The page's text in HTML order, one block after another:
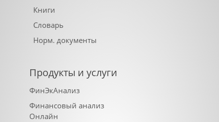
Книги
Словарь
Норм. документы
Продукты и услуги
ФинЭкАнализ
Финансовый анализ
Онлайн